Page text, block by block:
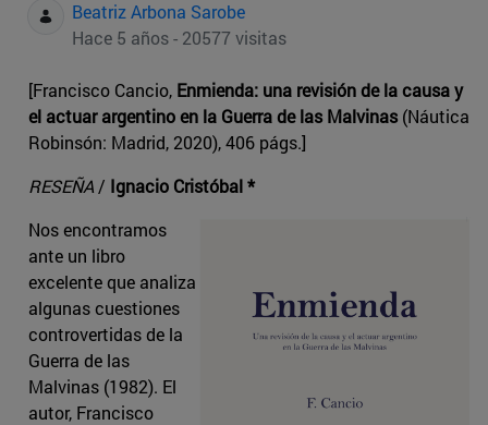
Beatriz Arbona Sarobe
Hace 5 años - 20577 visitas
[Francisco Cancio, Enmienda: una revisión de la causa y
el actuar argentino en la Guerra de las Malvinas (Náutica
Robinsón: Madrid, 2020), 406 págs.]
RESEÑA / Ignacio Cristóbal *
Nos encontramos
ante un libro
excelente que analiza
algunas cuestiones
controvertidas de la
Guerra de las
Malvinas (1982). El
autor, Francisco